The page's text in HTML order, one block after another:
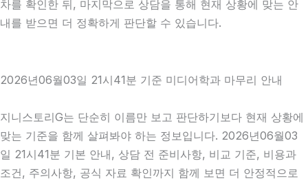
차를 확인한 뒤, 마지막으로 상담을 통해 현재 상황에 맞는 안
내를 받으면 더 정확하게 판단할 수 있습니다.
2026년06월03일 21시41분 기준 미디어학과 마무리 안내
지니스토리G는 단순히 이름만 보고 판단하기보다 현재 상황에
맞는 기준을 함께 살펴봐야 하는 정보입니다. 2026년06월03
일 21시41분 기본 안내, 상담 전 준비사항, 비교 기준, 비용과
조건, 주의사항, 공식 자료 확인까지 함께 보면 더 안정적으로